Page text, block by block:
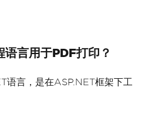
言用于PDF打印？
语言，是在ASP.NET框架下工